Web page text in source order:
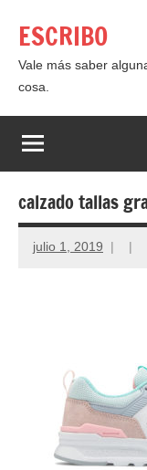
contenido
ESCRIBO
Vale más saber
cosa.
calzado tallas
julio 1, 2019